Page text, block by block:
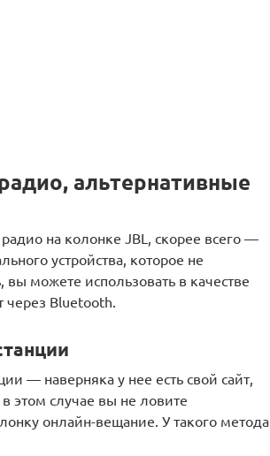
альтернативные
на колонке JBL, скорее всего —
устройства, которое не
можете использовать в качестве
через Bluetooth.
— наверняка у нее есть свой сайт,
этом случае вы не ловите
онлайн-вещание. У такого метода